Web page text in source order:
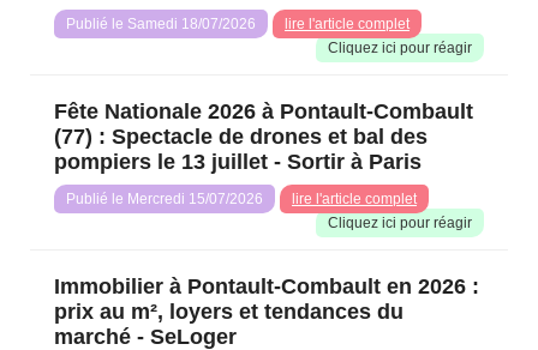
Publié le Samedi 18/07/2026
lire l'article complet
Cliquez ici pour réagir️
Fête Nationale 2026 à Pontault-Combault
(77) : Spectacle de drones et bal des
pompiers le 13 juillet - Sortir à Paris
Publié le Mercredi 15/07/2026
lire l'article complet
Cliquez ici pour réagir️
Immobilier à Pontault-Combault en 2026 :
prix au m², loyers et tendances du
marché - SeLoger